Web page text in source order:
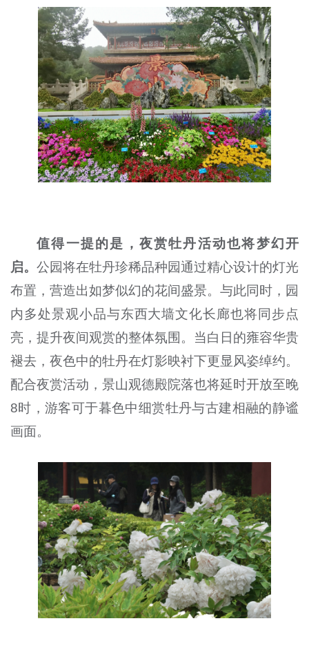
值得一提的是，夜赏牡丹活动也将梦幻开
启。 公园将在牡丹珍稀品种园通过精心设计的灯光
布置，营造出如梦似幻的花间盛景。与此同时，园
内多处景观小品与东西大墙文化长廊也将同步点
亮，提升夜间观赏的整体氛围。当白日的雍容华贵
褪去，夜色中的牡丹在灯影映衬下更显风姿绰约。
配合夜赏活动，景山观德殿院落也将延时开放至晚
8时，游客可于暮色中细赏牡丹与古建相融的静谧
画面。